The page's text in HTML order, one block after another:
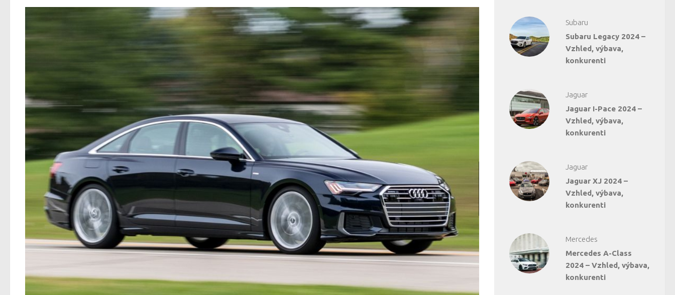
Subaru
Subaru Legacy 2024 –
Vzhled, výbava,
konkurenti
Jaguar
Jaguar I-Pace 2024 –
Vzhled, výbava,
konkurenti
Jaguar
Jaguar XJ 2024 –
Vzhled, výbava,
konkurenti
Mercedes
Mercedes A-Class
2024 – Vzhled, výbava,
konkurenti